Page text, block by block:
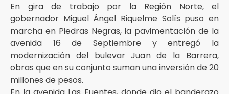
En gira de trabajo por la Región Norte, el
gobernador Miguel Ángel Riquelme Solís puso en
marcha en Piedras Negras, la pavimentación de la
avenida 16 de Septiembre y entregó la
modernización del bulevar Juan de la Barrera,
obras que en su conjunto suman una inversión de 20
millones de pesos.